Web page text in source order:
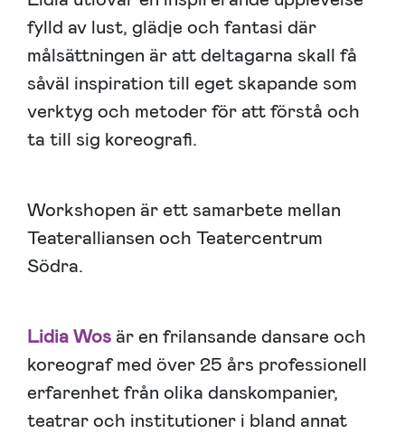
fylld av lust, glädje och fantasi där
målsättningen är att deltagarna skall få
såväl inspiration till eget skapande som
verktyg och metoder för att förstå och
ta till sig koreografi.
Workshopen är ett samarbete mellan
Teateralliansen och Teatercentrum
Södra.
Lidia Wos är en frilansande dansare och
koreograf med över 25 års professionell
erfarenhet från olika danskompanier,
teatrar och institutioner i bland annat